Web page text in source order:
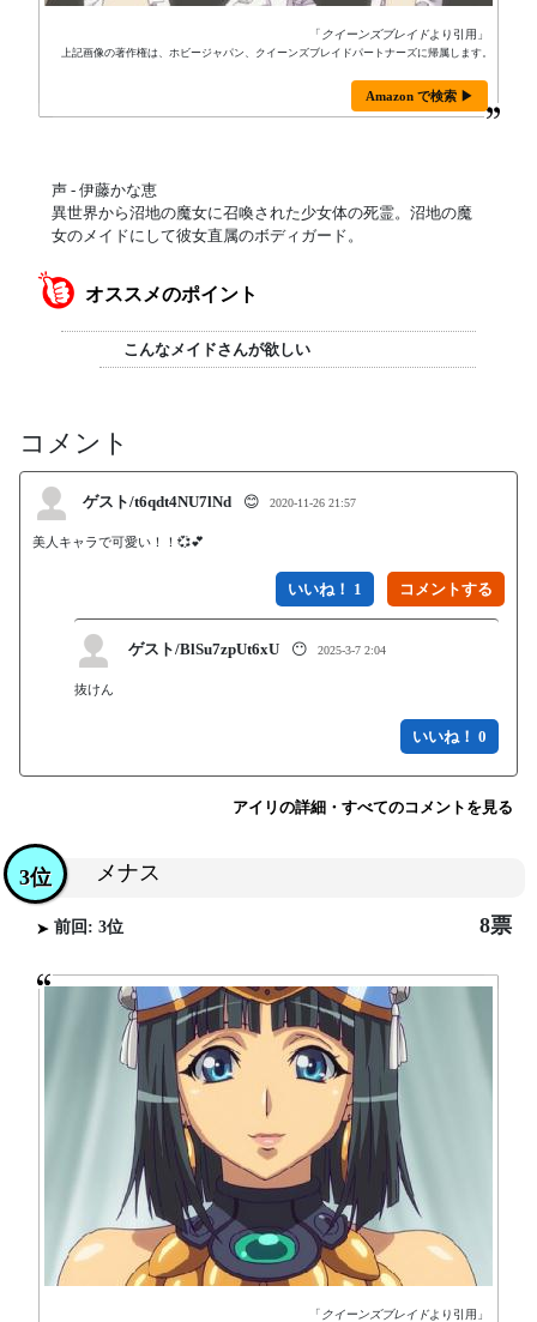
「 クイーンズブレイドより引用」
上記画像の著作権は、ホビージャパン、クイーンズブレイドパートナーズに帰属します。
Amazon で検索 ▶
声 - 伊藤かな恵
異世界から沼地の魔女に召喚された少女体の死霊。沼地の魔
女のメイドにして彼女直属のボディガード。
オススメのポイント
こんなメイドさんが欲しい
コメント
ゲスト/t6qdt4NU7lNd 😊 2020-11-26 21:57
いいね！ 1
ゲスト/BlSu7zpUt6xU 😶 2025-3-7 2:04
抜けん
いいね！ 0
アイリの詳細・すべてのコメントを見る
メナス
3位
前回: 3位 8票
「 クイーンズブレイドより引用」